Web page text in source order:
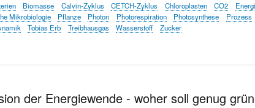
Biomasse Calvin-Zyklus CETCH-Zyklus Chloroplasten CO2
Mikrobiologie
Pflanze Photon Photorespiration Photosynthese Prozess
Tobias Erb Treibhausgas Wasserstoff Zucker
der Energiewende - woher soll genug